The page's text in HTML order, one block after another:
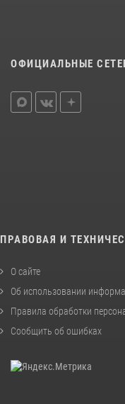
ОФИЦИАЛЬНЫЕ
ПРАВОВАЯ И
О сайте
Об использовании
Правила обработки
Сообщить об ошибках